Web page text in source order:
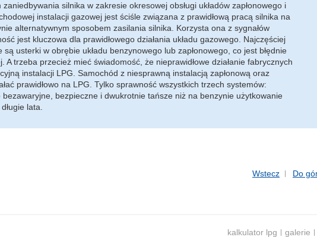
silnika w zakresie okresowej obsługi układów zapłonowego i
instalacji gazowej jest ściśle związana z prawidłową pracą silnika na
alternatywnym sposobem zasilania silnika. Korzysta ona z sygnałów
jest kluczowa dla prawidłowego działania układu gazowego. Najczęściej
usterki w obrębie układu benzynowego lub zapłonowego, co jest błędnie
trzeba przecież mieć świadomość, że nieprawidłowe działanie fabrycznych
instalacji LPG. Samochód z niesprawną instalacją zapłonową oraz
prawidłowo na LPG. Tylko sprawność wszystkich trzech systemów:
bezpieczne i dwukrotnie tańsze niż na benzynie użytkowanie
lata.
Wstecz Do
kalkulator lpg galerie